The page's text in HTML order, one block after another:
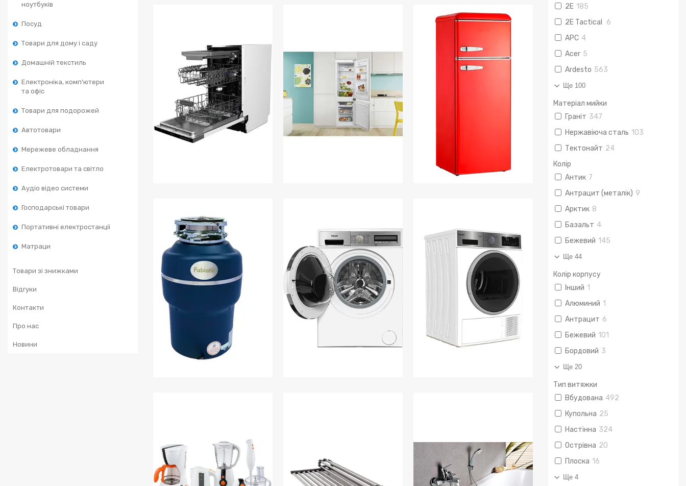
ноутбуків
Посуд
Товари для дому і саду
Домашній текстиль
Електроніка, комп'ютери
та офіс
Товари для подорожей
Автотовари
Мережеве обладнання
Електротовари та світло
Аудіо відео системи
Господарські товари
Портативні електростанції
Матраци
Товари зі знижками
Відгуки
Контакти
Про нас
Новини
2E 185
2E Tactical
6
APC 4
Acer 5
Ardesto 563
Ще 100
Матеріал мийки
Граніт 347
Нержавіюча сталь 103
Тектонайт 24
Колір
Антик 7
Антрацит (металік) 9
Арктик 8
Базальт 4
Бежевий 145
Ще 44
Колір корпусу
Інший 1
Алюминий 1
Антрацит 6
Бежевий 101
Бордовий 3
Ще 20
Тип витяжки
Вбудована 492
Купольна 25
Настінна 324
Острівна 20
Плоска 16
Ще 4